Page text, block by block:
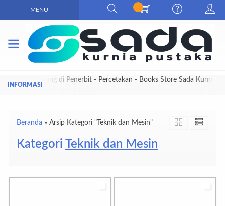
MENU
Selamat Datang di Penerbit - Percetakan - Books Store Sada Kurnia
Beranda » Arsip Kategori "Teknik dan Mesin"
Kategori Teknik dan Mesin